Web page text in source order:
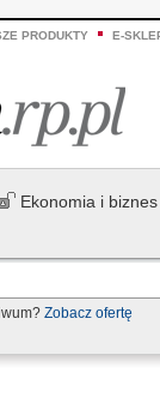
PRODUKTY E-
Ekonomia i biznes
Zobacz ofertę